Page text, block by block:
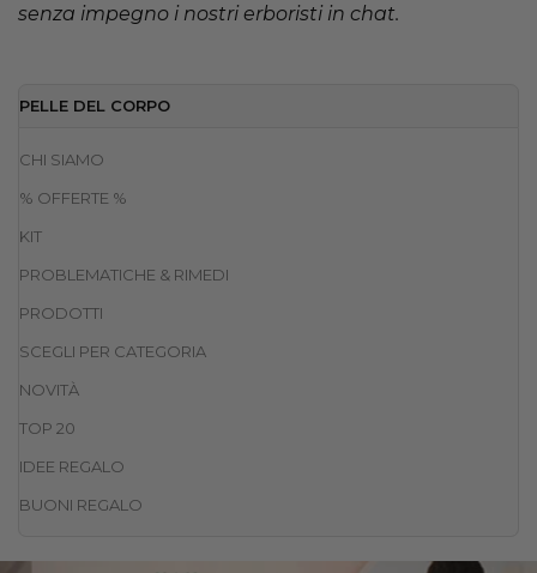
senza impegno i nostri erboristi in chat.
PELLE DEL CORPO
CHI SIAMO
% OFFERTE %
KIT
PROBLEMATICHE & RIMEDI
PRODOTTI
SCEGLI PER CATEGORIA
NOVITÀ
TOP 20
IDEE REGALO
BUONI REGALO